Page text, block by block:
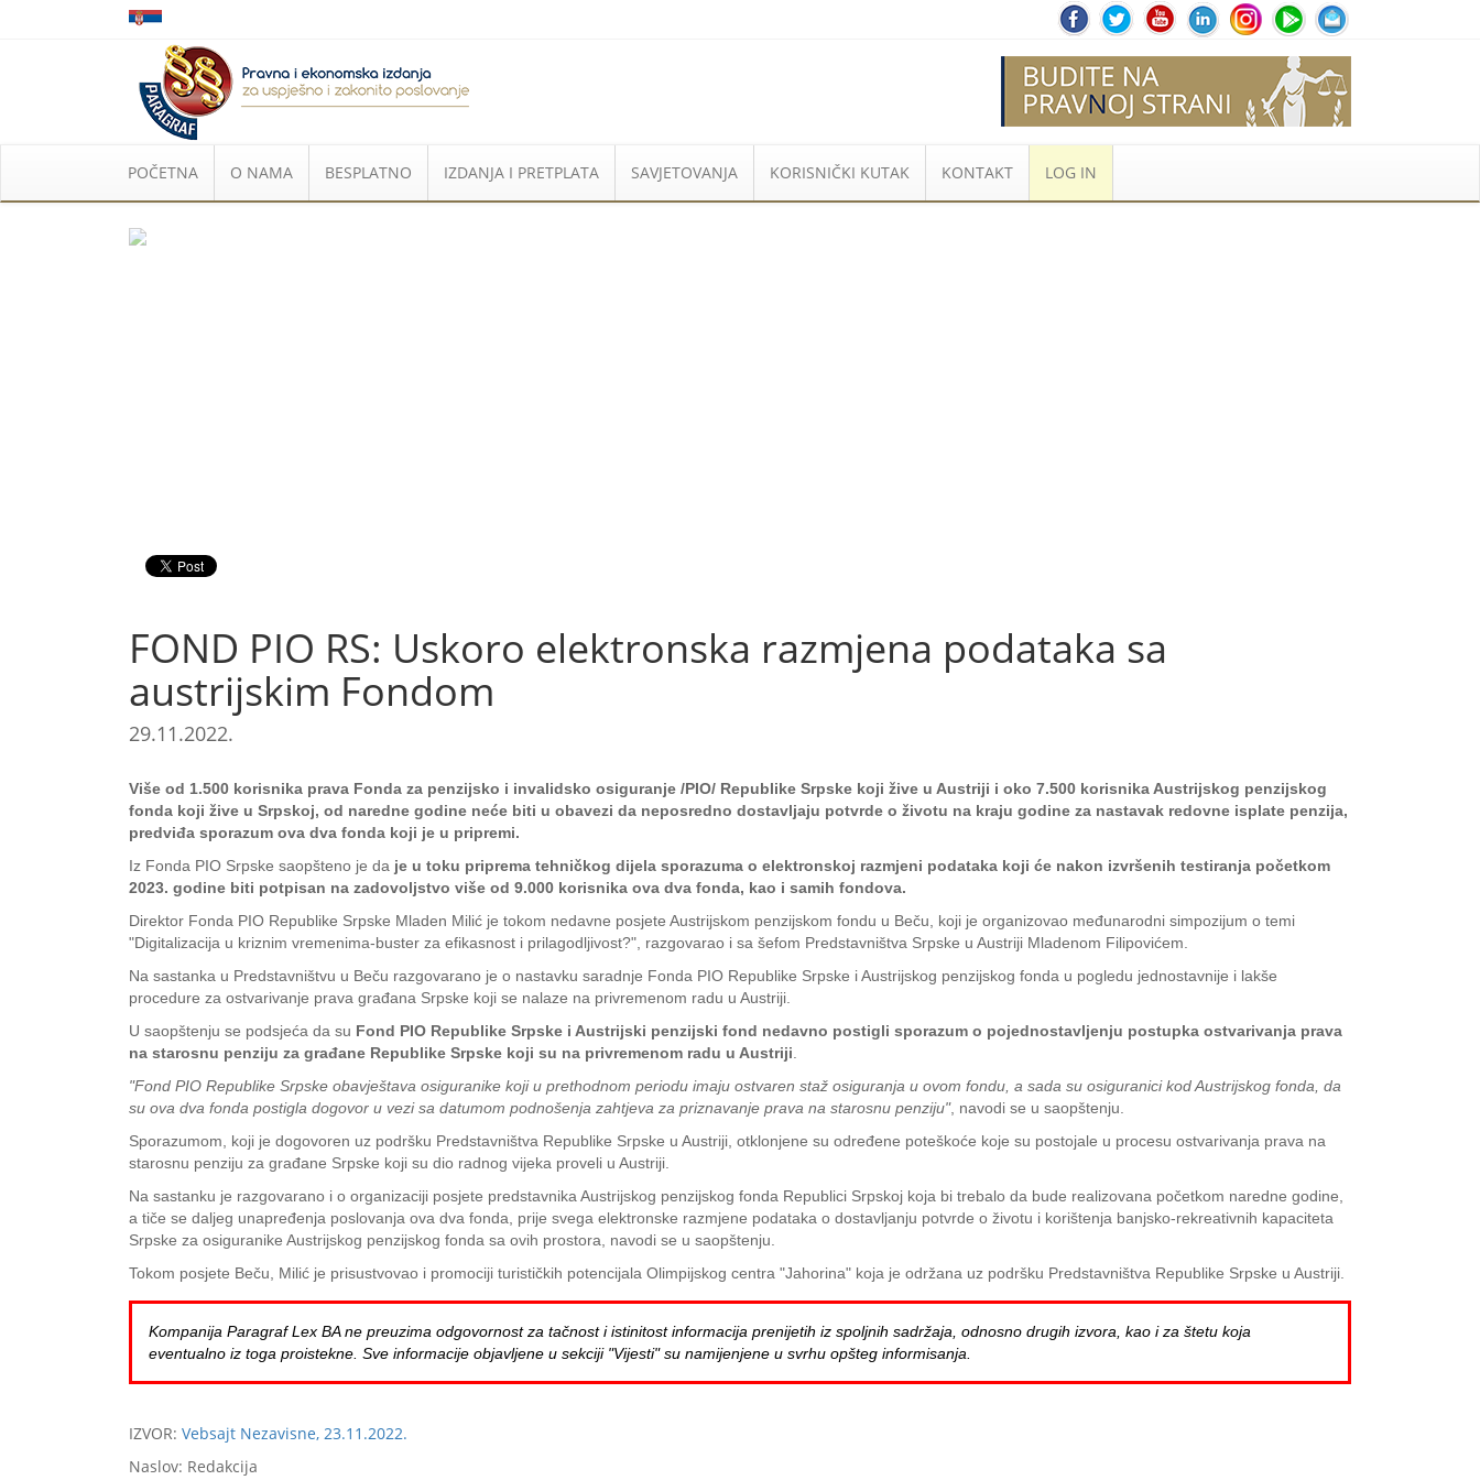
POČETNA O NAMA BESPLATNO IZDANJA I PRETPLATA SAVJETOVANJA KORISNIČKI KUTAK KONTAKT LOG IN
FOND PIO RS: Uskoro elektronska razmjena podataka sa
austrijskim Fondom
29.11.2022.
Više od 1.500 korisnika prava Fonda za penzijsko i invalidsko osiguranje /PIO/ Republike Srpske koji žive u Austriji i oko 7.500 korisnika Austrijskog penzijskog
fonda koji žive u Srpskoj, od naredne godine neće biti u obavezi da neposredno dostavljaju potvrde o životu na kraju godine za nastavak redovne isplate penzija,
predviđa sporazum ova dva fonda koji je u pripremi.
Iz Fonda PIO Srpske saopšteno je da je u toku priprema tehničkog dijela sporazuma o elektronskoj razmjeni podataka koji će nakon izvršenih testiranja početkom
2023. godine biti potpisan na zadovoljstvo više od 9.000 korisnika ova dva fonda, kao i samih fondova.
Direktor Fonda PIO Republike Srpske Mladen Milić je tokom nedavne posjete Austrijskom penzijskom fondu u Beču, koji je organizovao međunarodni simpozijum o temi
"Digitalizacija u kriznim vremenima-buster za efikasnost i prilagodljivost?", razgovarao i sa šefom Predstavništva Srpske u Austriji Mladenom Filipovićem.
Na sastanka u Predstavništvu u Beču razgovarano je o nastavku saradnje Fonda PIO Republike Srpske i Austrijskog penzijskog fonda u pogledu jednostavnije i lakše
procedure za ostvarivanje prava građana Srpske koji se nalaze na privremenom radu u Austriji.
U saopštenju se podsjeća da su Fond PIO Republike Srpske i Austrijski penzijski fond nedavno postigli sporazum o pojednostavljenju postupka ostvarivanja prava
na starosnu penziju za građane Republike Srpske koji su na privremenom radu u Austriji
"Fond PIO Republike Srpske obavještava osiguranike koji u prethodnom periodu imaju ostvaren staž osiguranja u ovom fondu, a sada su osiguranici kod Austrijskog fonda, da
su ova dva fonda postigla dogovor u vezi sa datumom podnošenja zahtjeva za priznavanje prava na starosnu penziju", navodi se u saopštenju.
Sporazumom, koji je dogovoren uz podršku Predstavništva Republike Srpske u Austriji, otklonjene su određene poteškoće koje su postojale u procesu ostvarivanja prava na
starosnu penziju za građane Srpske koji su dio radnog vijeka proveli u Austriji.
Na sastanku je razgovarano i o organizaciji posjete predstavnika Austrijskog penzijskog fonda Republici Srpskoj koja bi trebalo da bude realizovana početkom naredne godine,
a tiče se daljeg unapređenja poslovanja ova dva fonda, prije svega elektronske razmjene podataka o dostavljanju potvrde o životu i korištenja banjsko-rekreativnih kapaciteta
Srpske za osiguranike Austrijskog penzijskog fonda sa ovih prostora, navodi se u saopštenju.
Tokom posjete Beču, Milić je prisustvovao i promociji turističkih potencijala Olimpijskog centra "Jahorina" koja je održana uz podršku Predstavništva Republike Srpske u Austriji.
Kompanija Paragraf Lex BA ne preuzima odgovornost za tačnost i istinitost informacija prenijetih iz spoljnih sadržaja, odnosno drugih izvora, kao i za štetu koja
eventualno iz toga proistekne. Sve informacije objavljene u sekciji "Vijesti" su namijenjene u svrhu opšteg informisanja.
IZVOR: Vebsajt Nezavisne, 23.11.2022.
Naslov: Redakcija